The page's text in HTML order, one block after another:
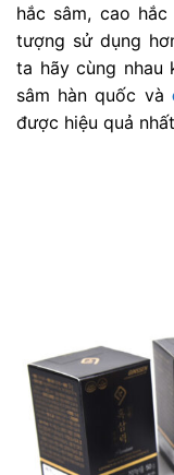
hắc sâm, cao
tượng sử dụng
ta hãy cùng nhau
sâm hàn quốc và
được hiệu quả